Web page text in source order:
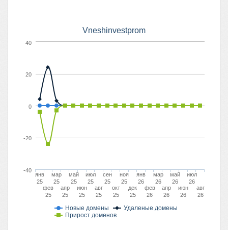
Vneshinvestprom
Новые домены
Удаленые домены
Прирост доменов
янв
25
фев
25
мар
25
апр
25
май
25
июн
25
июл
25
авг
25
сен
25
окт
25
ноя
25
дек
25
янв
26
фев
26
мар
26
апр
26
май
26
июн
26
июл
26
авг
26
-20
0
20
-40
40